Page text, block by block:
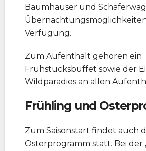
Baumhäuser und
Verfügung.
Zum Aufenthalt gehören ein
Frühstücksbuffet sowie der
Wildparadies an allen
Frühling und
Zum Saisonstart findet auch
Osterprogramm statt. Bei der